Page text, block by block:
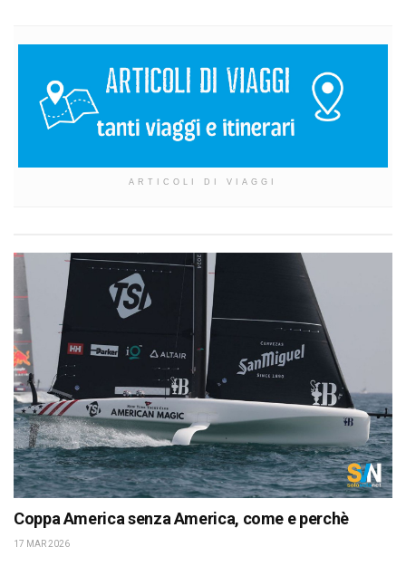
ARTICOLI DI VIAGGI
Coppa America senza America, come e perchè
17 MAR 2026